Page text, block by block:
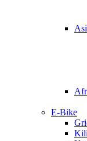
E-Bike